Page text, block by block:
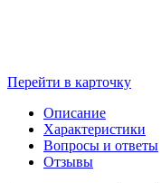
Перейти в карточку
Описание
Характеристики
Вопросы и ответы
Отзывы